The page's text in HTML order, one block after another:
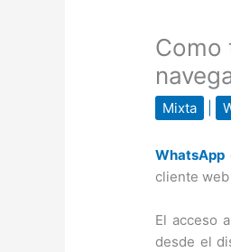
Como
Mixta
WhatsApp
cliente
El acceso
desde el